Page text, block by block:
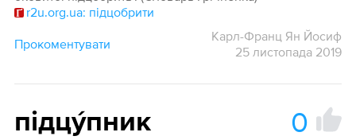
r2u.org.ua: підцобрити
Прокоментувати
Карл-Франц Ян Йосиф
25 листопада 2019
підцу́пник 0